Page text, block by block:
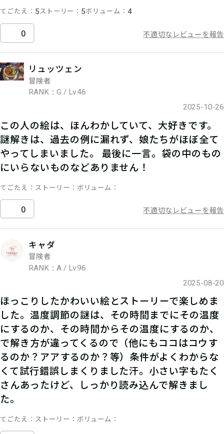
てごたえ 5ストーリー 5ボリューム 4
0 不適切なレビューを報告
リュッツェン
冒険者
RANK：G / Lv.46
2025-10-26
この人の絵は、ほんわかしていて、大好きです。
謎解きは、過去の例に漏れず、娘たちがほぼ全て
やってしまいました。 最後に一言。袋の中のもの
にいらないものなどありません！
てごたえ ストーリー ボリューム
0 不適切なレビューを報告
キャダ
冒険者
RANK：A / Lv.96
2025-08-20
ほっこりしたかわいい絵とストーリーで楽しめま
した。温度調節の謎は、その時間までにその温度
にするのか、その時間からその温度にするのか、
で解き方が違ってくるので（他にもココはコウす
るのか？アアするのか？等）条件がよくわからな
くて試行錯誤しまくりました汗。小さい字もたく
さんあったけど、しっかり読み込んで解きまし
た。
てごたえ ストーリー ボリューム